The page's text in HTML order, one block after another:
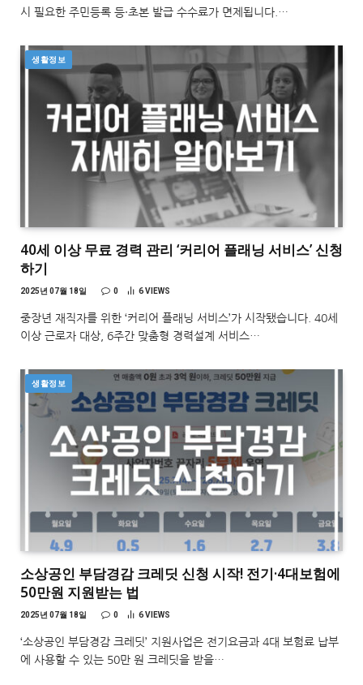
시 필요한 주민등록 등·초본 발급 수수료가 면제됩니다.…
생활정보
40세 이상 무료 경력 관리 ‘커리어 플래닝 서비스’ 신청
하기
2025년 07월 18일 0 6VIEWS
중장년 재직자를 위한 ‘커리어 플래닝 서비스’가 시작됐습니다. 40세
이상 근로자 대상, 6주간 맞춤형 경력설계 서비스…
생활정보
소상공인 부담경감 크레딧 신청 시작! 전기·4대보험에
50만원 지원받는 법
2025년 07월 18일 0 6VIEWS
‘소상공인 부담경감 크레딧’ 지원사업은 전기요금과 4대 보험료 납부
에 사용할 수 있는 50만 원 크레딧을 받을…